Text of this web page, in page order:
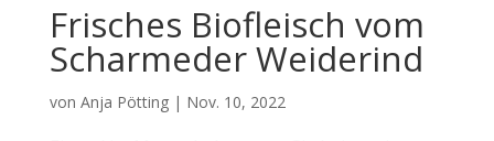
Frisches Biofleisch vom
Scharmeder Weiderind
von Anja Pötting| Nov. 10, 2022